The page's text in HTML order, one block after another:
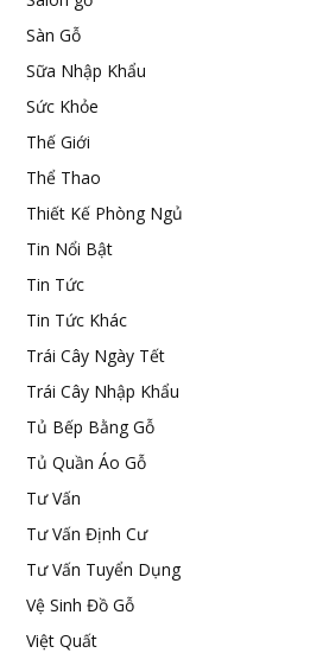
Sàn Gỗ
Sữa Nhập Khẩu
Sức Khỏe
Thế Giới
Thể Thao
Thiết Kế Phòng Ngủ
Tin Nổi Bật
Tin Tức
Tin Tức Khác
Trái Cây Ngày Tết
Trái Cây Nhập Khẩu
Tủ Bếp Bằng Gỗ
Tủ Quần Áo Gỗ
Tư Vấn
Tư Vấn Định Cư
Tư Vấn Tuyển Dụng
Vệ Sinh Đồ Gỗ
Việt Quất